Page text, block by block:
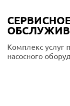
Комплекс услуг
насосного